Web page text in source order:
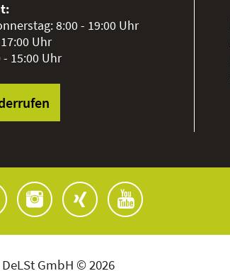
8:00 - 19:00 Uhr
Uhr
- 15:00 Uhr
GmbH © 2026